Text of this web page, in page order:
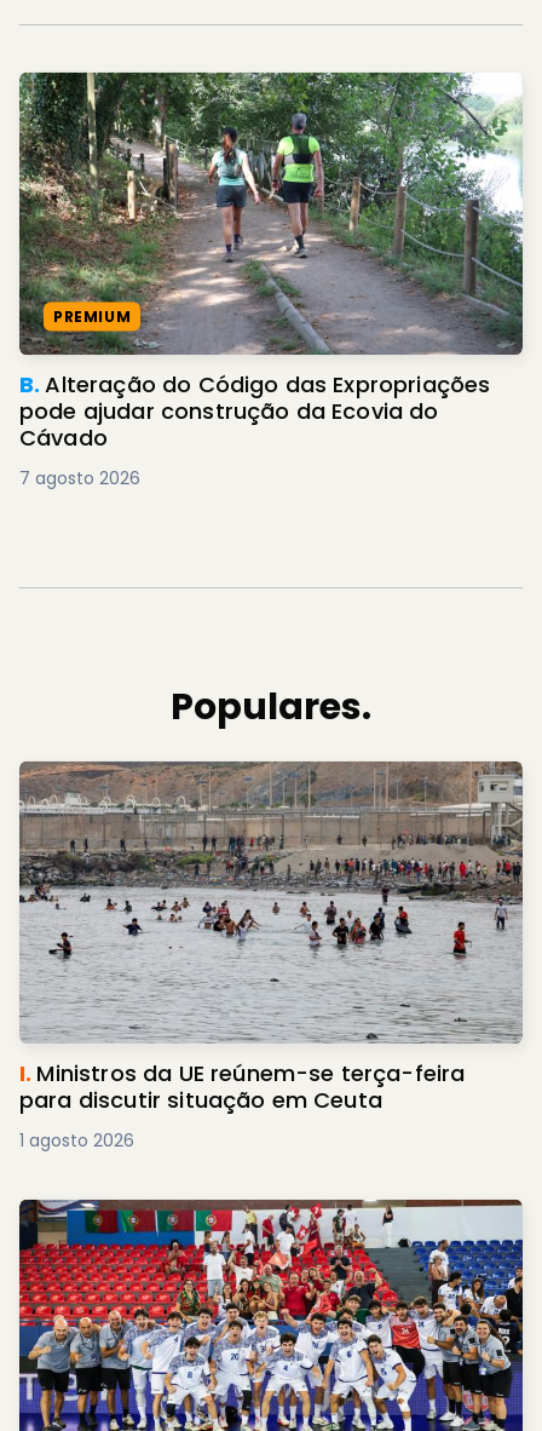
PREMIUM
B.Alteração do Código das Expropriações
pode ajudar construção da Ecovia do
Cávado
7 agosto 2026
Populares.
I. Ministros da UE reúnem-se terça-feira
para discutir situação em Ceuta
1 agosto 2026